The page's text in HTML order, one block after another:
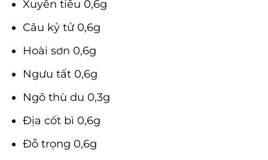
Xuyên tiêu 0,6g
Câu kỷ tử 0,6g
Hoài sơn 0,6g
Ngưu tất 0,6g
Ngô thù du 0,3g
Địa cốt bì 0,6g
Đỗ trọng 0,6g